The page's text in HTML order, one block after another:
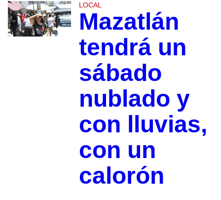
LOCAL
Mazatlán
tendrá un
sábado
nublado y
con lluvias,
con un
calorón